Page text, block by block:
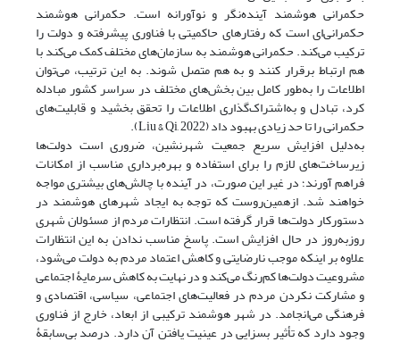
حکمرانی هوشمند آینده‌نگر و نوآورانه است. حکمرانی هوشمند
حکمرانی‌ای است که رفتارهای حاکمیتی با فناوری پیشرفته و دولت را
ترکیب می‌کند. حکمرانی هوشمند به سازمان‌های مختلف کمک می‌کند با
هم ارتباط برقرار کنند و به هم متصل شوند. به این ترتیب، می‌توان
اطلاعات را به‌طور کامل بین بخش‌های مختلف در سراسر کشور مبادله
کرد، تبادل و به‌اشتراک‌گذاری اطلاعات را تحقق بخشید و قابلیت‌های
حکمرانی را تا حد زیادی بهبود داد (Liu & Qi, 2022).
به‌دلیل افزایش سریع جمعیت شهرنشین، ضروری است دولت‌ها
زیرساخت‌های لازم را برای استفاده و بهره‌برداری مناسب از امکانات
فراهم آورند؛ در غیر این صورت، در آینده با چالش‌های بیشتری مواجه
خواهند شد. ازهمین‌روست که توجه به ایجاد شهرهای هوشمند در
دستورکار دولت‌ها قرار گرفته است. انتظارات مردم از مسئولان شهری
روز‌به‌روز در حال افزایش است. پاسخ‌ مناسب ندادن به این انتظارات
علاوه بر اینکه موجب نارضایتی و کاهش اعتماد مردم به دولت می‌شود،
مشروعیت دولت‌ها کم‌رنگ می‌کند و در نهایت به کاهش سرمایۀ اجتماعی
و مشارکت نکردن مردم در فعالیت‌های اجتماعی، سیاسی، اقتصادی و
فرهنگی می‌انجامد. در شهر هوشمند ترکیبی از ابعاد، خارج از فناوری
وجود دارد که تأثیر بسزایی در عینیت یافتن آن دارد. درصد بی‌سابقۀ